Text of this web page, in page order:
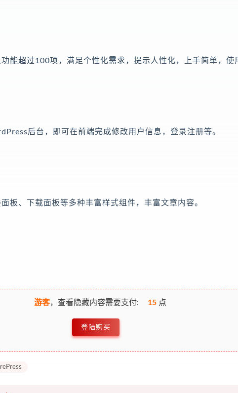
能超过100项，满足个性化需求，提示人性化，上手简单，使
后台，即可在前端完成修改用户信息，登录注册等。
板、下载面板等多种丰富样式组件，丰富文章内容。
游客，查看隐藏内容需要支付: 15 点
登陆购买